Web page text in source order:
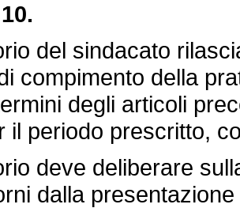
del sindacato
compimento della
degli articoli
il periodo prescritto,
deve deliberare
dalla